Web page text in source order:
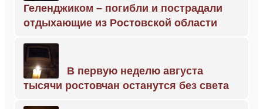
Геленджиком – погибли и пострадали
отдыхающие из Ростовской области
В первую неделю августа
тысячи ростовчан останутся без света